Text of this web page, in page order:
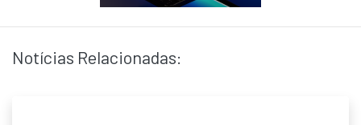
Notícias Relacionadas: